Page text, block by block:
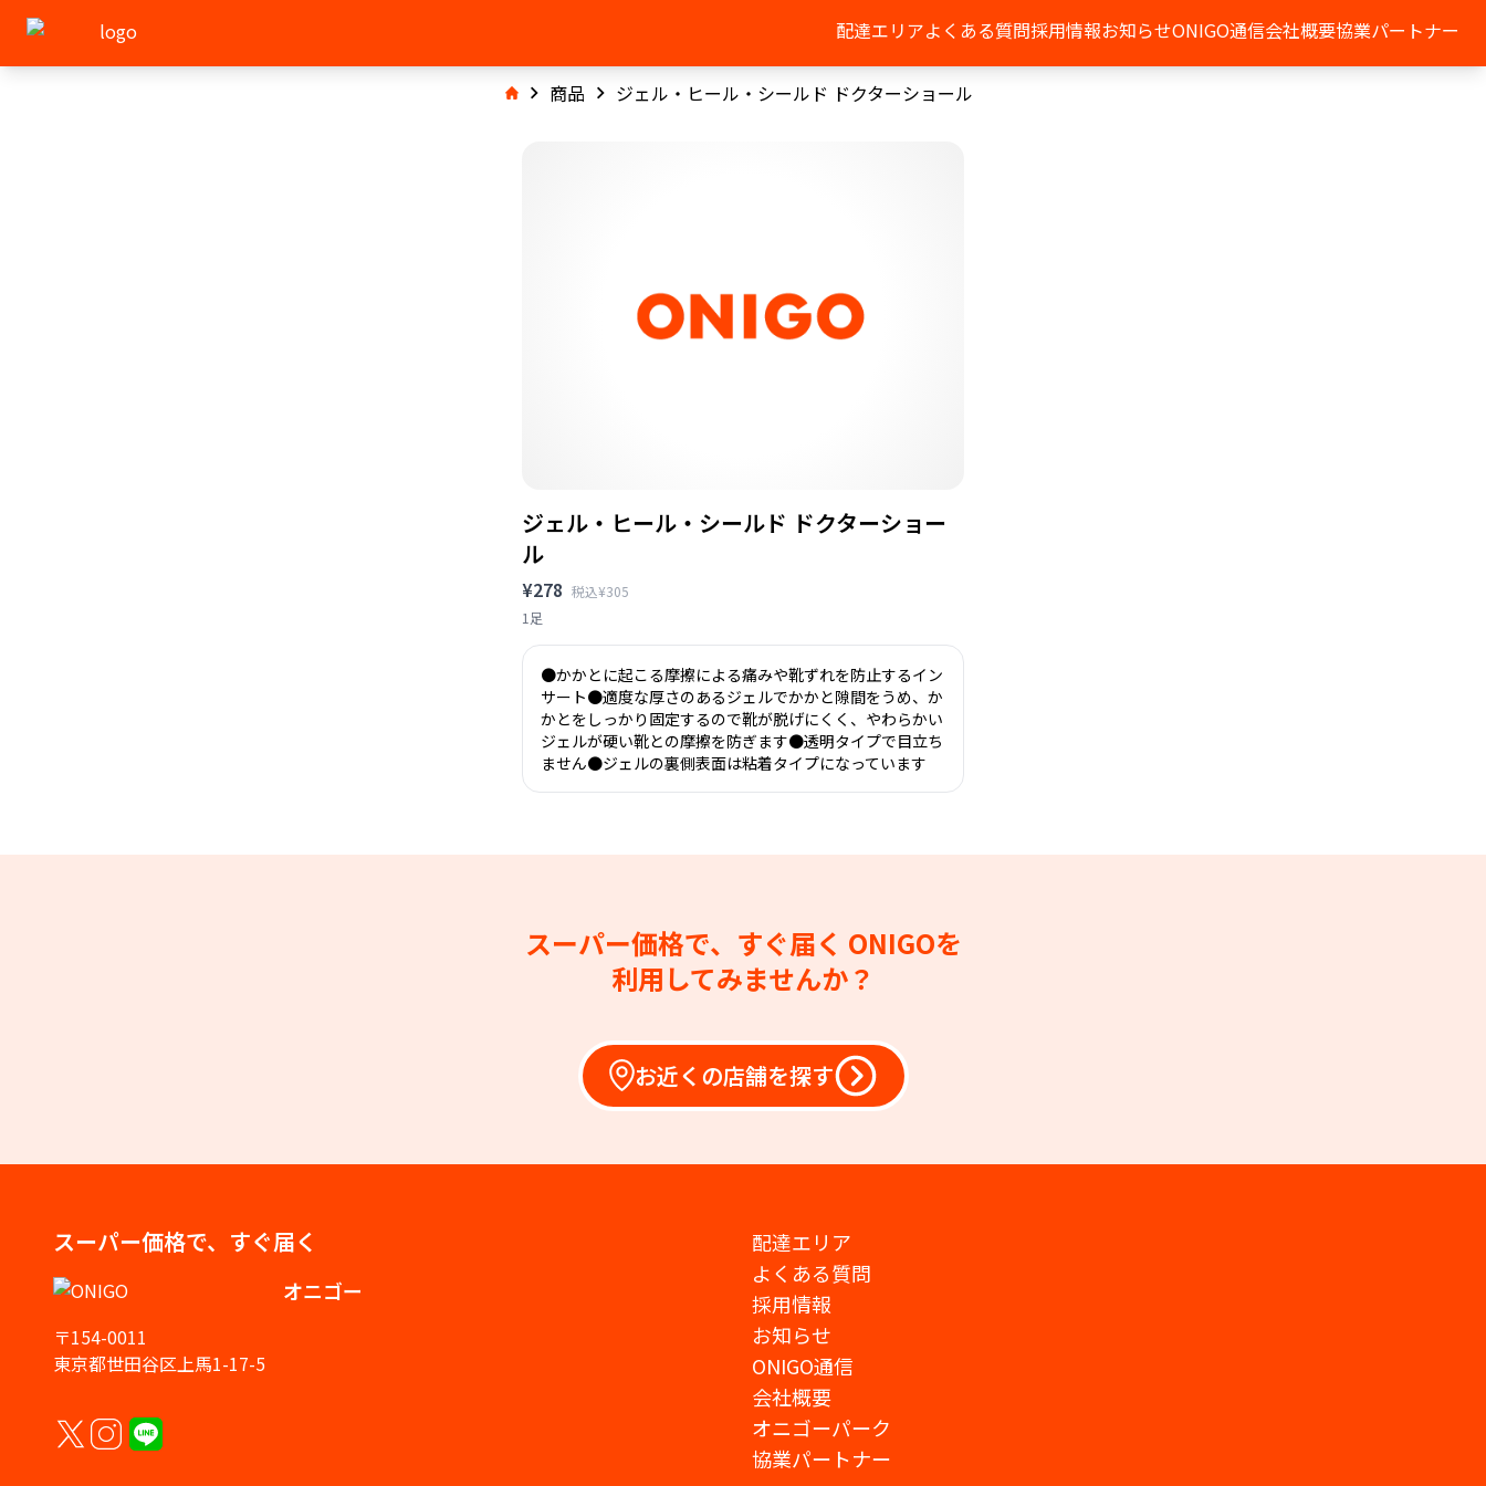
配達エリアよくある質問採用情報お知らせONIGO通信会社概要協業パートナー
商品 ジェル・ヒール・シールド ドクターショール
ジェル・ヒール・シールド ドクターショー
ル
¥278 税込¥305
1足
●かかとに起こる摩擦による痛みや靴ずれを防止するイン
サート●適度な厚さのあるジェルでかかと隙間をうめ、か
かとをしっかり固定するので靴が脱げにくく、やわらかい
ジェルが硬い靴との摩擦を防ぎます●透明タイプで目立ち
ません●ジェルの裏側表面は粘着タイプになっています
スーパー価格で、すぐ届く ONIGOを
利用してみませんか？
お近くの店舗を探す
スーパー価格で、すぐ届く
オニゴー
〒154-0011
東京都世田谷区上馬1-17-5
配達エリア
よくある質問
採用情報
お知らせ
ONIGO通信
会社概要
オニゴーパーク
協業パートナー